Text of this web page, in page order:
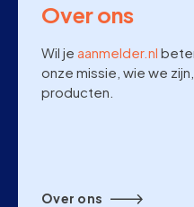
Over ons
Wil je aanmelder.nl
onze missie, wie we
producten.
Over ons